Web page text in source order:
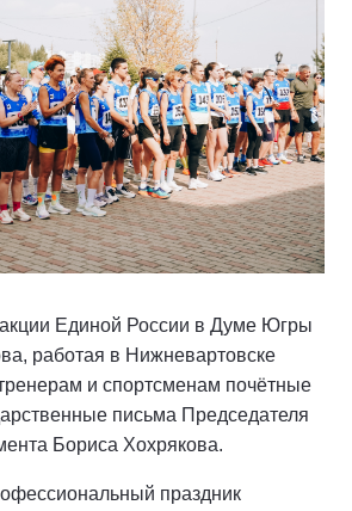
Единой России в Думе Югры
работая в Нижневартовске
и спортсменам почётные
письма Председателя
Бориса Хохрякова.
праздник